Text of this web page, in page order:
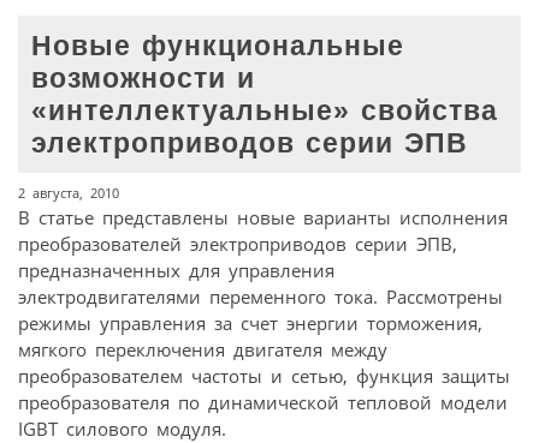
Новые функциональные
возможности и
«интеллектуальные» свойства
электроприводов серии ЭПВ
2 августа, 2010
В статье представлены новые варианты исполнения
преобразователей электроприводов серии ЭПВ,
предназначенных для управления
электродвигателями переменного тока. Рассмотрены
режимы управления за счет энергии торможения,
мягкого переключения двигателя между
преобразователем частоты и сетью, функция защиты
преобразователя по динамической тепловой модели
IGBT силового модуля.